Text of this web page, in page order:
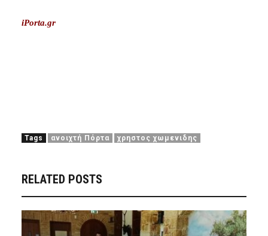
iPorta.gr
Tags ανοιχτή Πόρτα χρηστος χωμενιδης
RELATED POSTS